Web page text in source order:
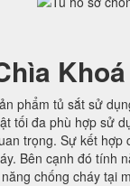
phẩm tủ sắt sử
tối đa phù hợp sử
trọng. Sự kết
Bên cạnh đó tính
chống cháy tại